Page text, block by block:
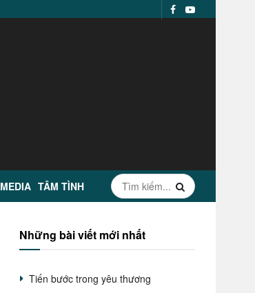
MEDIA TÂM TÌNH
Những bài viết mới nhất
Tiến bước trong yêu thương